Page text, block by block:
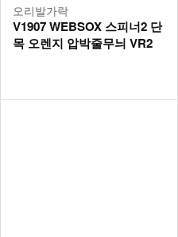
오리발가락
V1907 WEBSOX 스피너2 단
목 오렌지 압박줄무늬 VR2